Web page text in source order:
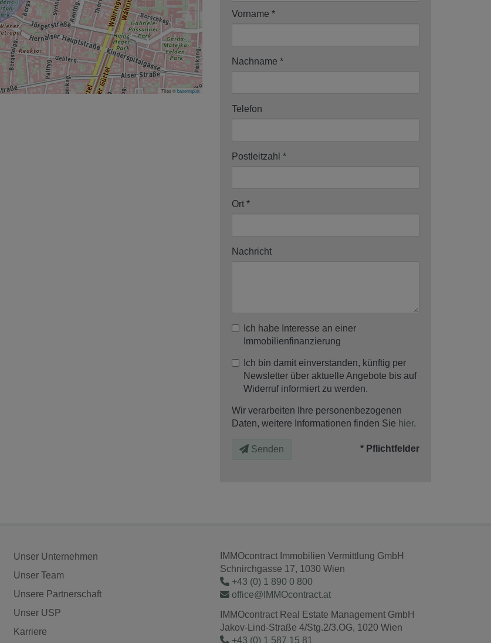
Tiles ©basemap.at
Vorname
Nachname
Telefon
Postleitzahl
Ort
Nachricht
Ich habe Interesse an einer
Immobilienfinanzierung
Ich bin damit einverstanden, künftig per
Newsletter über aktuelle Angebote bis auf
Widerruf informiert zu werden.
Wir verarbeiten Ihre personenbezogenen
Daten, weitere Informationen finden Sie hier.
Senden * Pflichtfelder
Unser Unternehmen
Unser Team
Unsere Partnerschaft
Unser USP
Karriere
IMMOcontract Immobilien Vermittlung GmbH
Schnirchgasse 17, 1030 Wien
+43 (0) 1 890 0 800
office@IMMOcontract.at
IMMOcontract Real Estate Management GmbH
Jakov-Lind-Straße 4/Stg.2/3.OG, 1020 Wien
+43 (0) 1 587 15 81